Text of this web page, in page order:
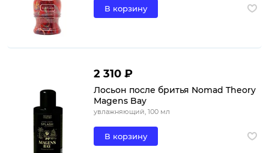
В корзину
2 310 ₽
Лосьон после бритья Nomad Theory
Magens Bay
увлажняющий, 100 мл
В корзину